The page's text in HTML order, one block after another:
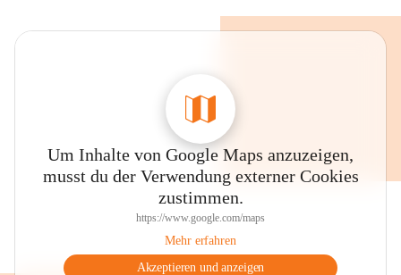
Um Inhalte von Google Maps anzuzeigen,
musst du der Verwendung externer Cookies
zustimmen.
https://www.google.com/maps
Mehr erfahren
Akzeptieren und anzeigen